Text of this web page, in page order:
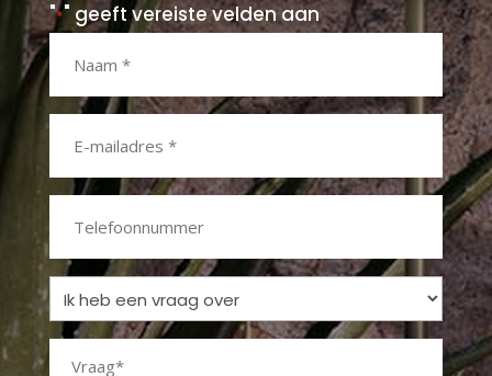
"*" geeft vereiste velden aan
Naam
E-
*
Ik
heb
een